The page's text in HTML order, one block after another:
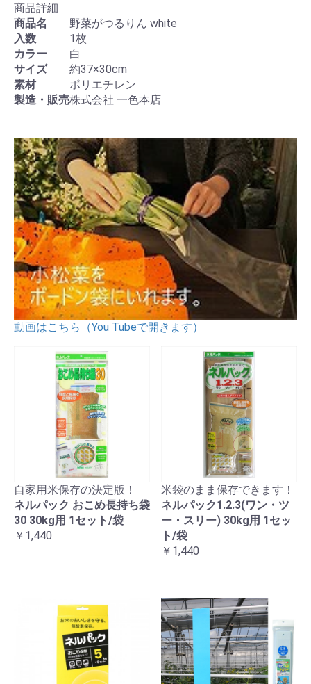
商品詳細
商品名
野菜がつるりん white
入数
1枚
カラー
白
サイズ
約37×30cm
素材
ポリエチレン
製造・販売株式会社 一色本店
動画はこちら（You Tubeで開きます）
自家用米保存の決定版！
ネルパック おこめ長持ち袋
30 30kg用 1セット/袋
￥1,440
米袋のまま保存できます！
ネルパック1.2.3(ワン・ツ
ー・スリー) 30kg用 1セッ
ト/袋
￥1,440